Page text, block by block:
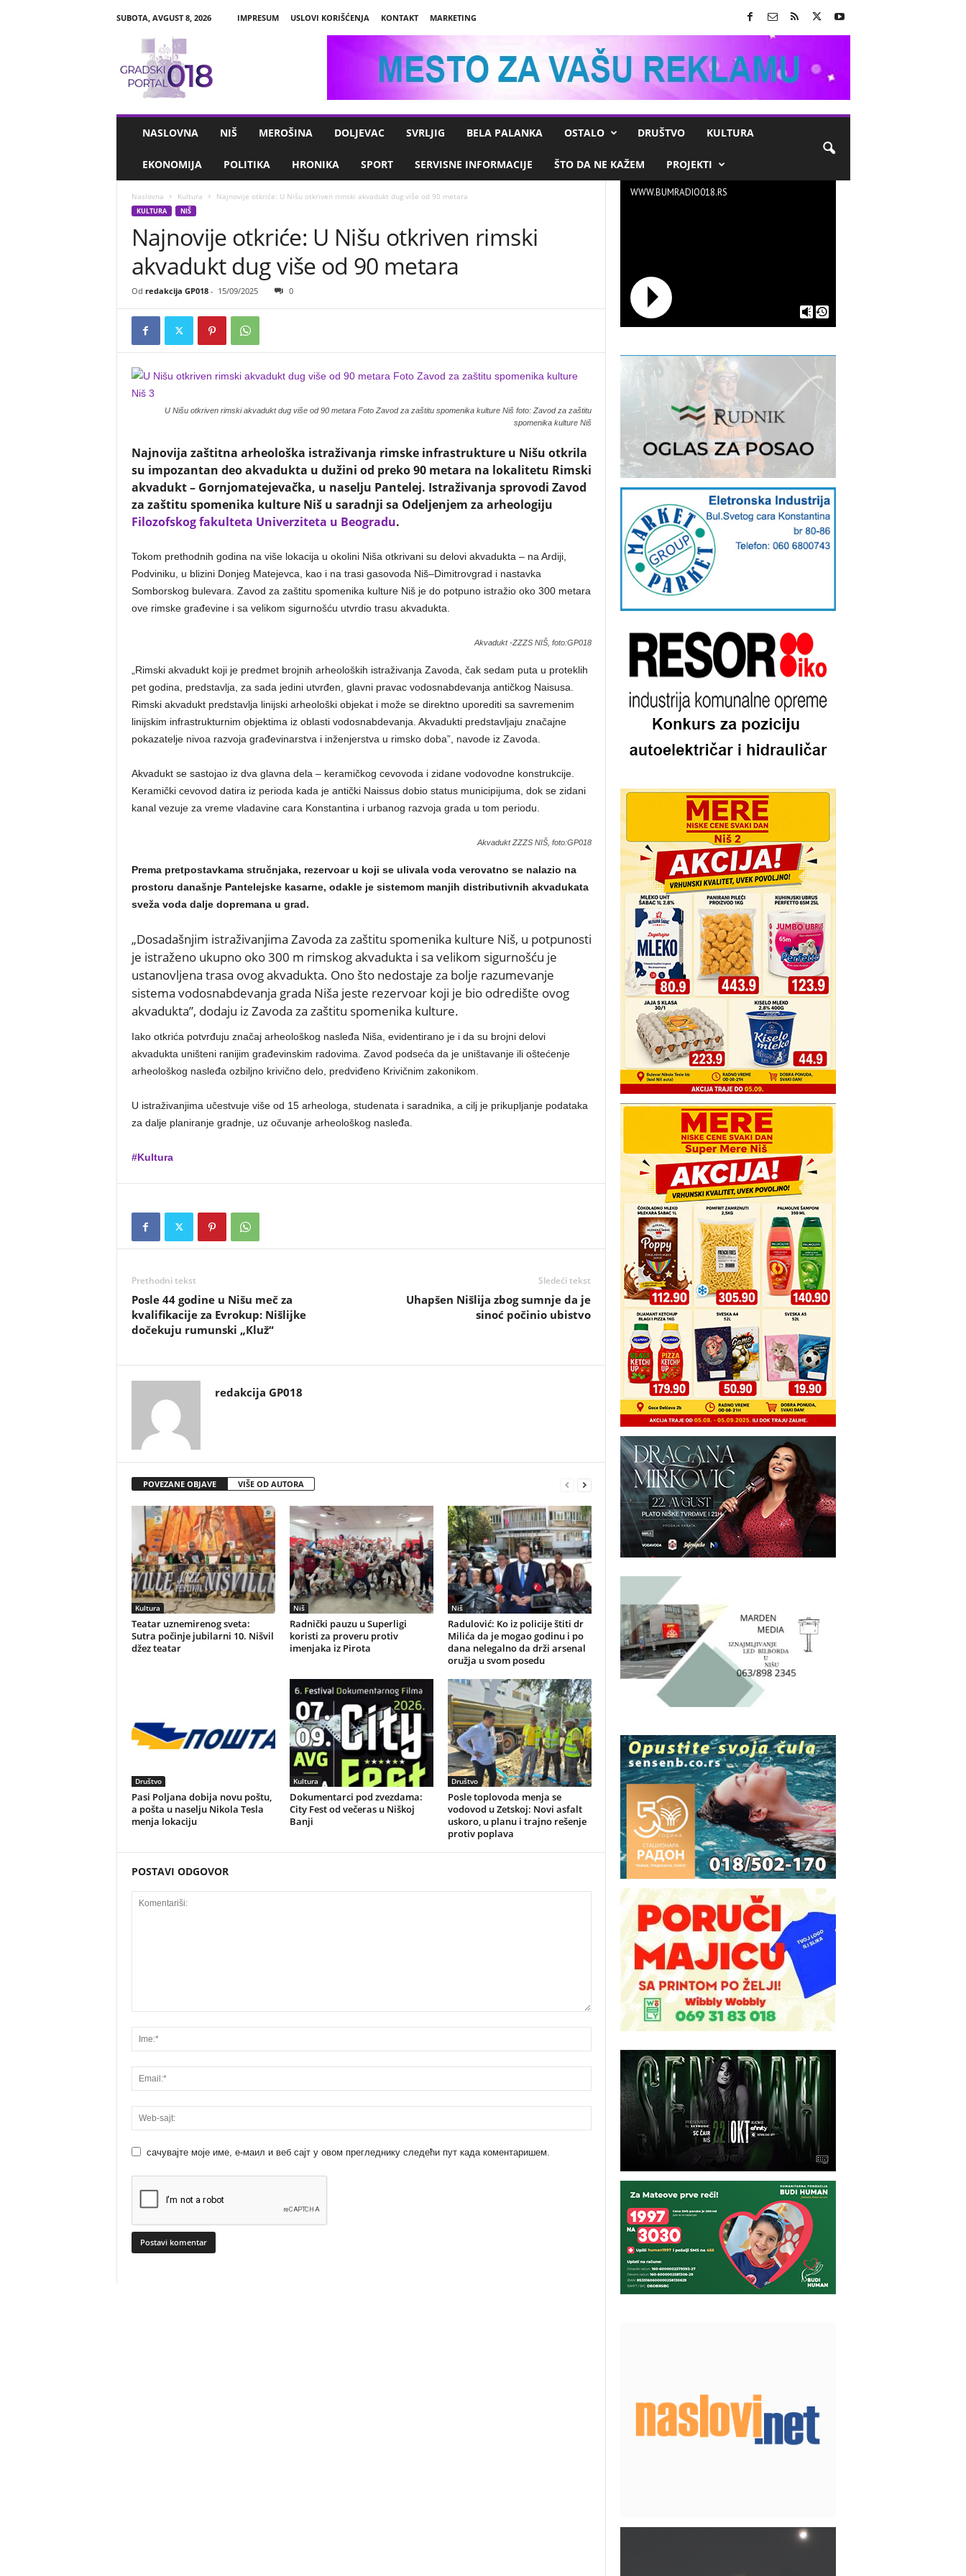
SUBOTA, AVGUST 8, 2026 IMPRESUM USLOVI KORIŠĆENJA KONTAKT
MARKETING
NASLOVNA NIŠ MEROŠINA DOLJEVAC SVRLJIG BELA PALANKA OSTALO DRUŠTVO KULTURA
EKONOMIJA POLITIKA HRONIKA SPORT SERVISNE INFORMACIJE ŠTO DA NE KAŽEM PROJEKTI
Naslovna Kultura Najnovije otkriće: U Nišu otkriven rimski akvadukt dug više od 90 metara
KULTURA NIŠ
Najnovije otkriće: U Nišu otkriven rimski
akvadukt dug više od 90 metara
Od redakcija GP018- 15/09/2025 0
U Nišu otkriven rimski akvadukt dug više od 90 metara Foto Zavod za zaštitu spomenika kulture Niš foto: Zavod za zaštitu
spomenika kulture Niš
Najnovija zaštitna arheološka istraživanja rimske infrastrukture u Nišu otkrila
su impozantan deo akvadukta u dužini od preko 90 metara na lokalitetu Rimski
akvadukt – Gornjomatejevačka, u naselju Pantelej. Istraživanja sprovodi Zavod
za zaštitu spomenika kulture Niš u saradnji sa Odeljenjem za arheologiju
Filozofskog fakulteta Univerziteta u Beogradu.
Tokom prethodnih godina na više lokacija u okolini Niša otkrivani su delovi akvadukta – na Ardiji,
Podviniku, u blizini Donjeg Matejevca, kao i na trasi gasovoda Niš–Dimitrovgrad i nastavka
Somborskog bulevara. Zavod za zaštitu spomenika kulture Niš je do potpuno istražio oko 300 metara
ove rimske građevine i sa velikom sigurnošću utvrdio trasu akvadukta.
Akvadukt -ZZZS NIŠ, foto:GP018
„Rimski akvadukt koji je predmet brojnih arheoloških istraživanja Zavoda, čak sedam puta u proteklih
pet godina, predstavlja, za sada jedini utvrđen, glavni pravac vodosnabdevanja antičkog Naisusa.
Rimski akvadukt predstavlja linijski arheološki objekat i može se direktno uporediti sa savremenim
linijskim infrastrukturnim objektima iz oblasti vodosnabdevanja. Akvadukti predstavljaju značajne
pokazatelje nivoa razvoja građevinarstva i inženjerstva u rimsko doba”, navode iz Zavoda.
Akvadukt se sastojao iz dva glavna dela – keramičkog cevovoda i zidane vodovodne konstrukcije.
Keramički cevovod datira iz perioda kada je antički Naissus dobio status municipijuma, dok se zidani
kanal vezuje za vreme vladavine cara Konstantina i urbanog razvoja grada u tom periodu.
Akvadukt ZZZS NIŠ, foto:GP018
Prema pretpostavkama stručnjaka, rezervoar u koji se ulivala voda verovatno se nalazio na
prostoru današnje Pantelejske kasarne, odakle je sistemom manjih distributivnih akvadukata
sveža voda dalje dopremana u grad.
„Dosadašnjim istraživanjima Zavoda za zaštitu spomenika kulture Niš, u potpunosti
je istraženo ukupno oko 300 m rimskog akvadukta i sa velikom sigurnošću je
ustanovljena trasa ovog akvadukta. Ono što nedostaje za bolje razumevanje
sistema vodosnabdevanja grada Niša jeste rezervoar koji je bio odredište ovog
akvadukta”, dodaju iz Zavoda za zaštitu spomenika kulture.
Iako otkrića potvrđuju značaj arheološkog nasleđa Niša, evidentirano je i da su brojni delovi
akvadukta uništeni ranijim građevinskim radovima. Zavod podseća da je uništavanje ili oštećenje
arheološkog nasleđa ozbiljno krivično delo, predviđeno Krivičnim zakonikom.
U istraživanjima učestvuje više od 15 arheologa, studenata i saradnika, a cilj je prikupljanje podataka
za dalje planiranje gradnje, uz očuvanje arheološkog nasleđa.
#Kultura
Prethodni tekst
Posle 44 godine u Nišu meč za
kvalifikacije za Evrokup: Nišlijke
dočekuju rumunski „Кluž“
Sledeći tekst
Uhapšen Nišlija zbog sumnje da je
sinoć počinio ubistvo
redakcija GP018
POVEZANE OBJAVE VIŠE OD AUTORA
Kultura
Teatar uznemirenog sveta:
Sutra počinje jubilarni 10. Nišvil
džez teatar
Niš
Radnički pauzu u Superligi
koristi za proveru protiv
imenjaka iz Pirota
Niš
Radulović: Ko iz policije štiti dr
Milića da je mogao godinu i po
dana nelegalno da drži arsenal
oružja u svom posedu
Društvo
Pasi Poljana dobija novu poštu,
a pošta u naselju Nikola Tesla
menja lokaciju
Kultura
Dokumentarci pod zvezdama:
City Fest od večeras u Niškoj
Banji
Društvo
Posle toplovoda menja se
vodovod u Zetskoj: Novi asfalt
uskoro, u planu i trajno rešenje
protiv poplava
POSTAVI ODGOVOR
сачувајте моје име, е-маил и веб сајт у овом прегледнику следећи пут када коментаришем.
WWW.BUMRADIO018.RS